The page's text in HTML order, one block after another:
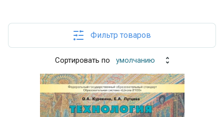
Фильтр товаров
Сортировать по умолчанию